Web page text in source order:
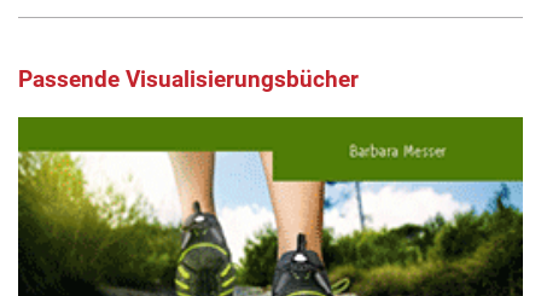
Passende Visualisierungsbücher